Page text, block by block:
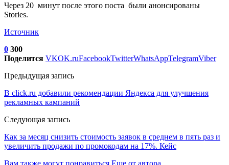
Через 20 минут после этого поста были анонсированы
Stories.
Источник
0 300
Поделится VKOK.ruFacebookTwitterWhatsAppTelegramViber
Предыдущая запись
В click.ru добавили рекомендации Яндекса для улучшения
рекламных кампаний
Следующая запись
Как за месяц снизить стоимость заявок в среднем в пять раз и
увеличить продажи по промокодам на 17%. Кейс
Вам также могут понравиться Еще от автора